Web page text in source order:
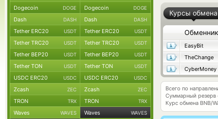
Курсы обмена
Обменник
EasyBit
TheChange
CyberMoney
Всего по
Суммарный резерв
Курс обмена BNB/
Dogecoin DOGE Dogecoin DOGE
Dash DASH Dash DASH
Tether ERC20 USDT Tether ERC20 USDT
Tether TRC20 USDT Tether TRC20 USDT
Tether BEP20 USDT Tether BEP20 USDT
Tether TON USDT Tether TON USDT
USDC ERC20 USDC USDC ERC20 USDC
Zcash ZEC Zcash ZEC
TRON TRX TRON TRX
Waves WAVES Waves WAVES